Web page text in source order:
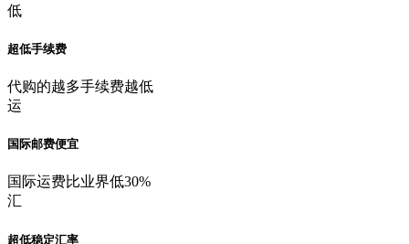
低
超低手续费
代购的越多手续费越低
运
国际邮费便宜
国际运费比业界低30%
汇
超低稳定汇率